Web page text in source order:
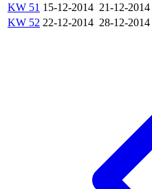
KW 51 15-12-2014 21-12-2014
KW 52 22-12-2014 28-12-2014